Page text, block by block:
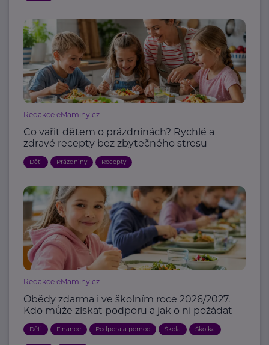
Redakce eMaminy.cz
Co vařit dětem o prázdninách? Rychlé a
zdravé recepty bez zbytečného stresu
Děti Prázdniny Recepty
Redakce eMaminy.cz
Obědy zdarma i ve školním roce 2026/2027.
Kdo může získat podporu a jak o ni požádat
Děti Finance Podpora a pomoc Škola Školka